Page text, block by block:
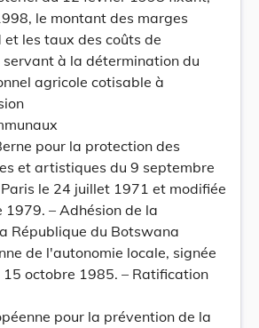
le montant des marges
les taux des coûts de
à la détermination du
agricole cotisable à
pour la protection des
et artistiques du 9 septembre
le 24 juillet 1971 et modifiée
1979. – Adhésion de la
République du Botswana
de l'autonomie locale, signée
octobre 1985. – Ratification
pour la prévention de la